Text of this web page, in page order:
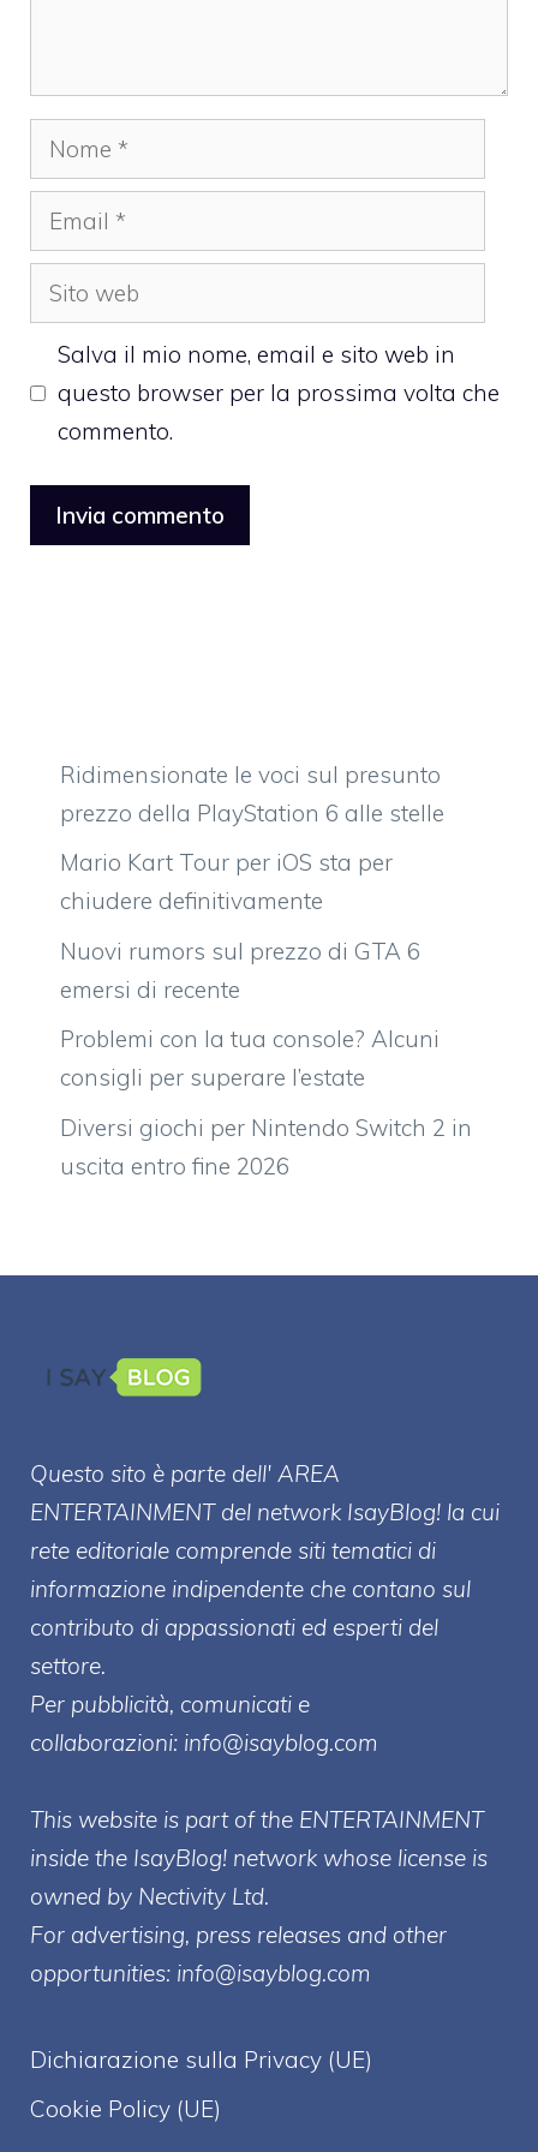
Nome
Email
Sito
web
Salva il mio nome, email e sito web in
questo browser per la prossima volta che
commento.
Ridimensionate le voci sul presunto
prezzo della PlayStation 6 alle stelle
Mario Kart Tour per iOS sta per
chiudere definitivamente
Nuovi rumors sul prezzo di GTA 6
emersi di recente
Problemi con la tua console? Alcuni
consigli per superare l’estate
Diversi giochi per Nintendo Switch 2 in
uscita entro fine 2026
Questo sito è parte dell' AREA
ENTERTAINMENT del network IsayBlog! la cui
rete editoriale comprende siti tematici di
informazione indipendente che contano sul
contributo di appassionati ed esperti del
settore.
Per pubblicità, comunicati e
collaborazioni: info@isayblog.com
This website is part of the ENTERTAINMENT
inside the IsayBlog! network whose license is
owned by Nectivity Ltd.
For advertising, press releases and other
opportunities: info@isayblog.com
Dichiarazione sulla Privacy (UE)
Cookie Policy (UE)